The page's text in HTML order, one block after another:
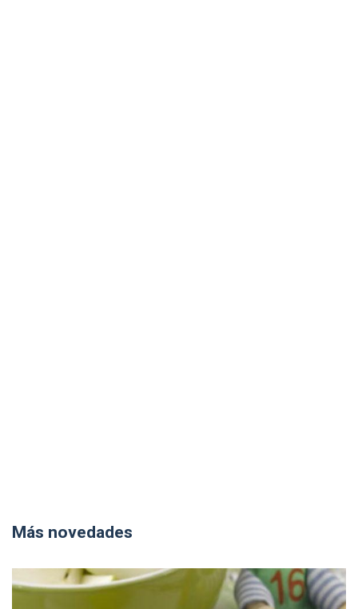
Más novedades